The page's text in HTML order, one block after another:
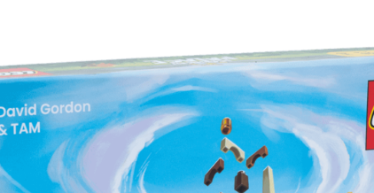
Items